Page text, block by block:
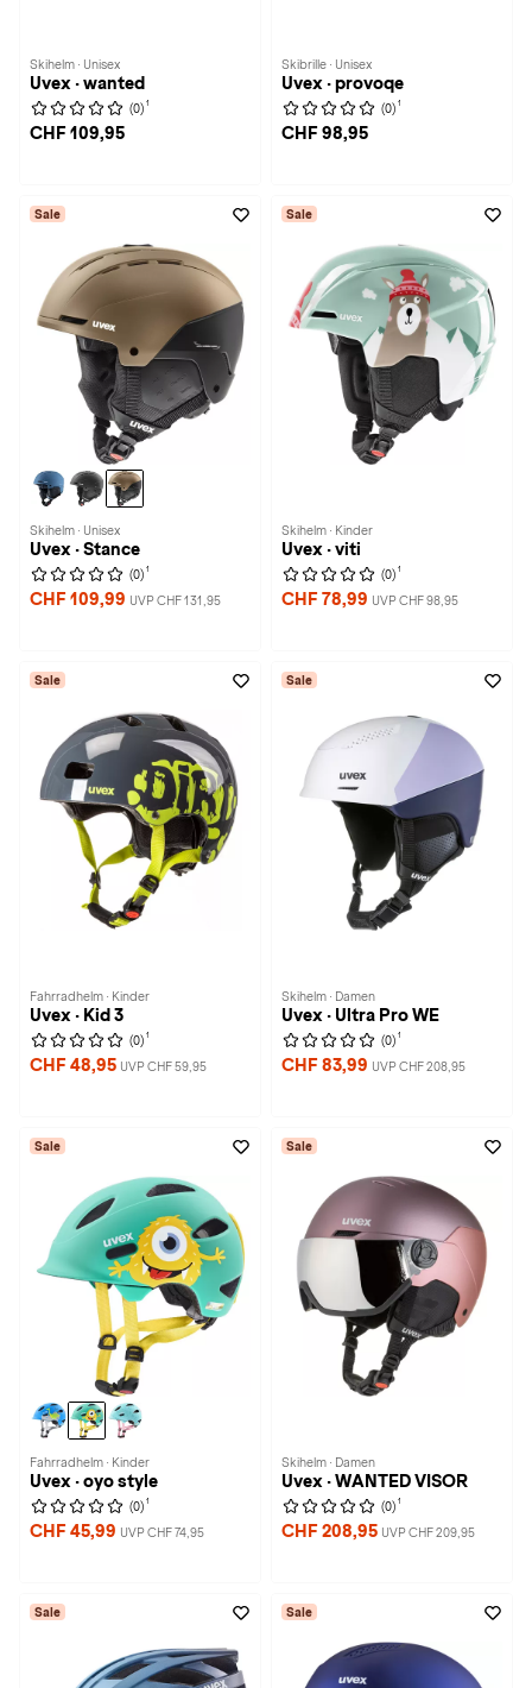
Skihelm · Unisex
Uvex · wanted
(0) 1
CHF 109,95
Skibrille · Unisex
Uvex · provoqe
(0) 1
CHF 98,95
Sale
Skihelm · Unisex
Uvex · Stance
(0) 1
CHF 109,99 UVP CHF 131,95
Sale
Skihelm · Kinder
Uvex · viti
(0) 1
CHF 78,99 UVP CHF 98,95
Sale
Fahrradhelm · Kinder
Uvex · Kid 3
(0) 1
CHF 48,95 UVP CHF 59,95
Sale
Skihelm · Damen
Uvex · Ultra Pro WE
(0) 1
CHF 83,99 UVP CHF 208,95
Sale
Fahrradhelm · Kinder
Uvex · oyo style
(0) 1
CHF 45,99 UVP CHF 74,95
Sale
Skihelm · Damen
Uvex · WANTED VISOR
(0) 1
CHF 208,95 UVP CHF 209,95
Sale Sale